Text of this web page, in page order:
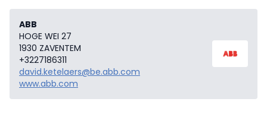
ABB
HOGE WEI 27
1930 ZAVENTEM
+3227186311
david.ketelaers@be.abb.com
www.abb.com